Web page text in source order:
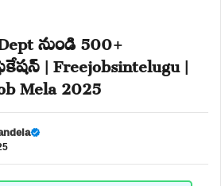
నుండి 500+
| Freejobsintelugu |
Mela 2025